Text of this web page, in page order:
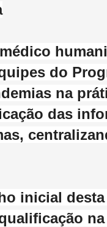
do
na
das
inicial